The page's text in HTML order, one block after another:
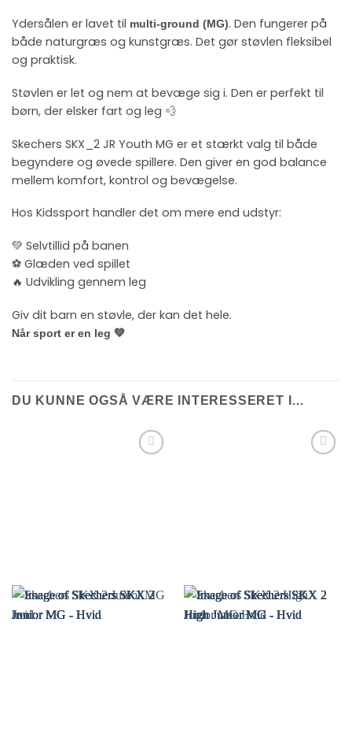
Ydersålen er lavet til multi-ground (MG). Den fungerer på
både naturgræs og kunstgræs. Det gør støvlen fleksibel
og praktisk.
Støvlen er let og nem at bevæge sig i. Den er perfekt til
børn, der elsker fart og leg 💨
Skechers SKX_2 JR Youth MG er et stærkt valg til både
begyndere og øvede spillere. Den giver en god balance
mellem komfort, kontrol og bevægelse.
Hos Kidssport handler det om mere end udstyr:
💚 Selvtillid på banen
⚽ Glæden ved spillet
🔥 Udvikling gennem leg
Giv dit barn en støvle, der kan det hele.
Når sport er en leg 💚
DU KUNNE OGSÅ VÆRE INTERESSERET I…